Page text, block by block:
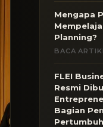
Mengapa
Planning?
BACA
FLEI
Resmi
Bagian